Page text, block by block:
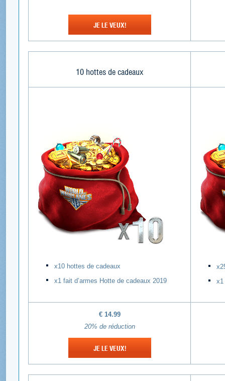
JE LE VEUX!
10 hottes de cadeaux
х10 hottes de cadeaux
х1 fait d’armes Hotte de cadeaux 2019
х1
€ 14.99
20% de réduction
JE LE VEUX!